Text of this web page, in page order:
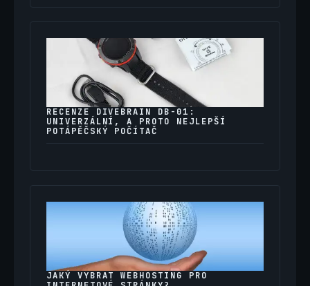
RECENZE DIVEBRAIN DB-01:
UNIVERZÁLNÍ, A PROTO NEJLEPŠÍ
POTÁPĚČSKÝ POČÍTAČ
JAKÝ VYBRAT WEBHOSTING PRO